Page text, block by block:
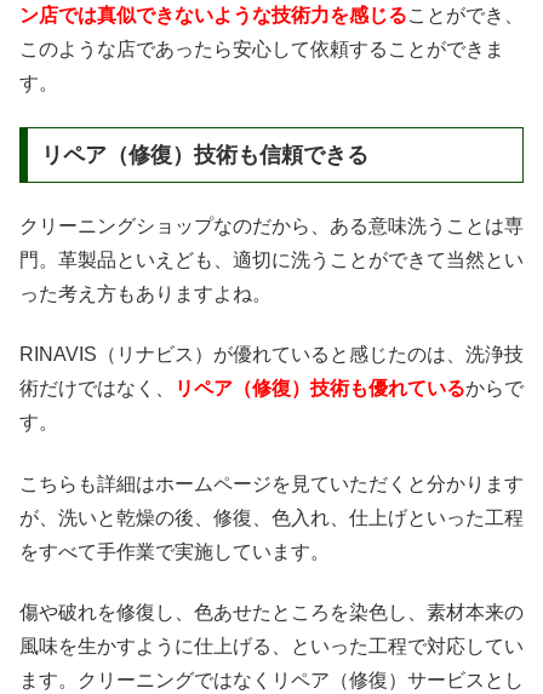
ン店では真似できないような技術力を感じることができ、
このような店であったら安心して依頼することができま
す。
リペア（修復）技術も信頼できる
クリーニングショップなのだから、ある意味洗うことは専
門。革製品といえども、適切に洗うことができて当然とい
った考え方もありますよね。
RINAVIS（リナビス）が優れていると感じたのは、洗浄技
術だけではなく、
リペア（修復）技術も優れているからで
す。
こちらも詳細はホームページを見ていただくと分かります
が、洗いと乾燥の後、修復、色入れ、仕上げといった工程
をすべて手作業で実施しています。
傷や破れを修復し、色あせたところを染色し、素材本来の
風味を生かすように仕上げる、といった工程で対応してい
ます。クリーニングではなくリペア（修復）サービスとし